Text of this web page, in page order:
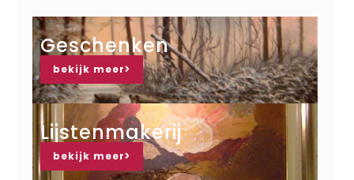
Geschenken
bekijk meer
Lijstenmakerij
bekijk meer